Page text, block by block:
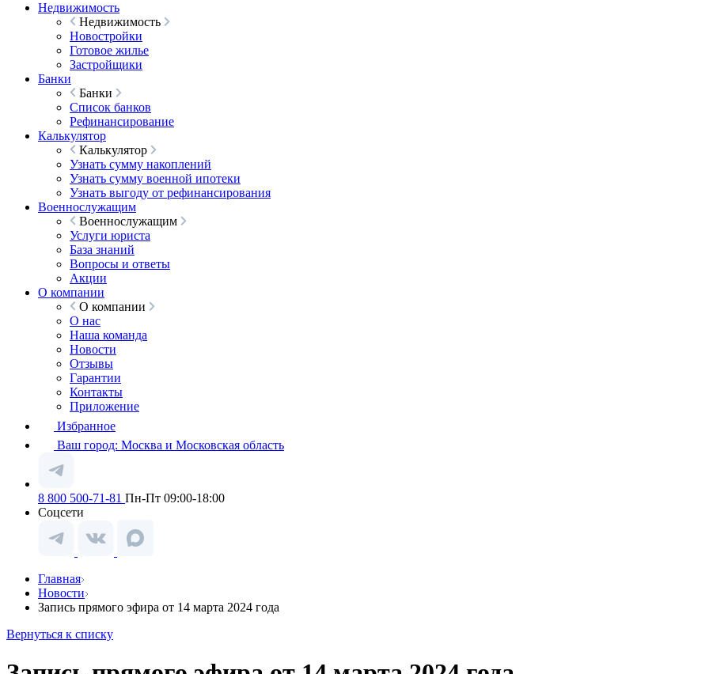
Недвижимость
Недвижимость
Новостройки
Готовое жилье
Застройщики
Банки
Банки
Список банков
Рефинансирование
Калькулятор
Калькулятор
Узнать сумму накоплений
Узнать сумму военной ипотеки
Узнать выгоду от рефинансирования
Военнослужащим
Военнослужащим
Услуги юриста
База знаний
Вопросы и ответы
Акции
О компании
О компании
О нас
Наша команда
Новости
Отзывы
Гарантии
Контакты
Приложение
Избранное
Ваш город: Москва и Московская область
8 800 500-71-81 Пн-Пт 09:00-18:00
Соцсети
Главная
Новости
Запись прямого эфира от 14 марта 2024 года
Вернуться к списку